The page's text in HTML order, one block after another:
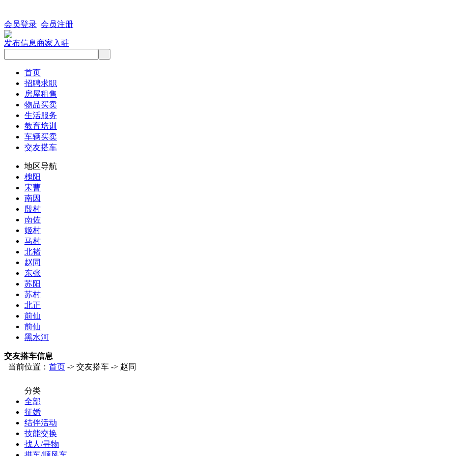
会员登录 会员注册
发布信息商家入驻
首页
招聘求职
房屋租售
物品买卖
生活服务
教育培训
车辆买卖
交友搭车
地区导航
槐阳
宋曹
南因
殷村
南佐
姬村
马村
北褚
赵同
东张
苏阳
苏村
北正
前仙
前仙
黑水河
交友搭车信息
当前位置： 首页 -> 交友搭车 -> 赵同
分类
全部
征婚
结伴活动
技能交换
找人/寻物